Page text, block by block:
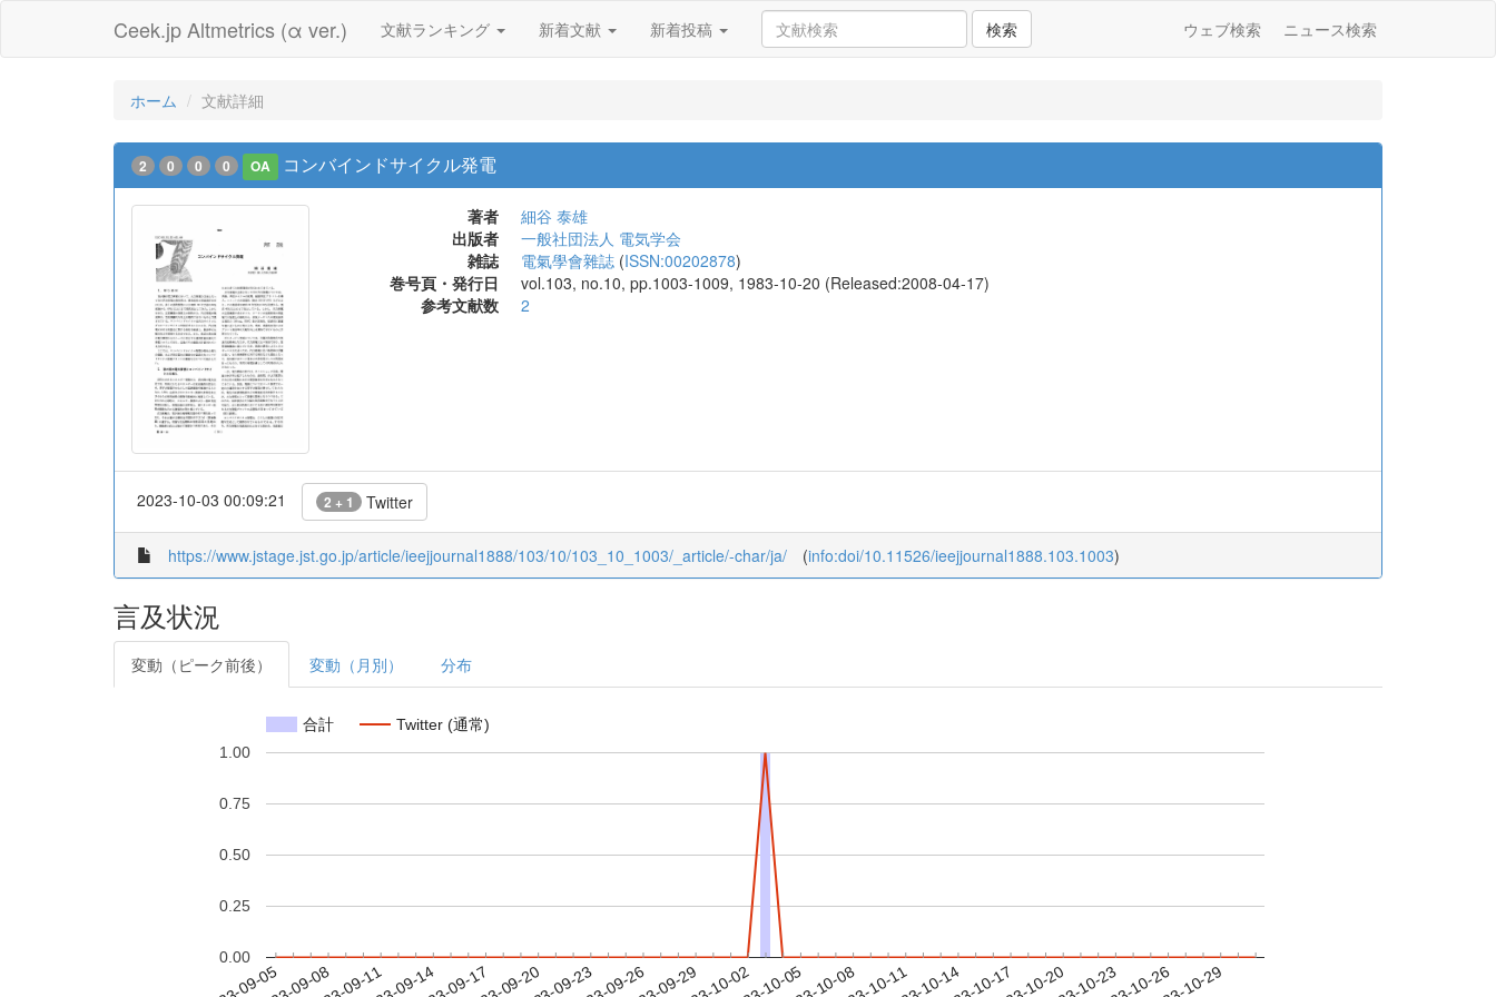
Ceek.jp Altmetrics (α ver.) 文献ランキング 新着文献 新着投稿 検索 ウェブ検索 ニュース検索
ホーム 文献詳細
2 0 0 0 OA コンバインドサイクル発電
著者
細谷 泰雄
出版者
一般社団法人 電気学会
雑誌
電氣學會雜誌 (ISSN:00202878)
巻号頁・発行日
vol.103, no.10, pp.1003-1009, 1983-10-20 (Released:2008-04-17)
参考文献数
2
2023-10-03 00:09:21 2 + 1 Twitter
https://www.jstage.jst.go.jp/article/ieejjournal1888/103/10/103_10_1003/_article/-char/ja/ (info:doi/10.11526/ieejjournal1888.103.1003)
言及状況
変動（ピーク前後） 変動（月別） 分布
合計 Twitter (通常)
0.00
0.25
0.50
0.75
1.00